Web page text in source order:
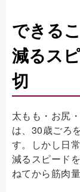
できる
減るス
切
太もも・お尻
は、30歳ごろ
す。しかし日
減るスピード
ねてから筋肉